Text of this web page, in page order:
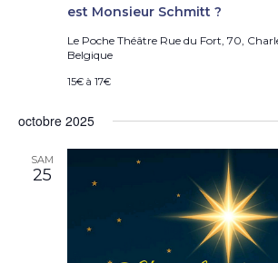
est Monsieur Schmitt ?
Le Poche Théâtre Rue du Fort, 70,
Belgique
15€ à 17€
octobre 2025
SAM
25